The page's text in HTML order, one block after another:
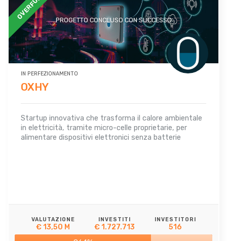
PROGETTO CONCLUSO CON SUCCESSO
IN PERFEZIONAMENTO
OXHY
Startup innovativa che trasforma il calore ambientale
in elettricità, tramite micro-celle proprietarie, per
alimentare dispositivi elettronici senza batterie
VALUTAZIONE
€ 13,50 M
INVESTITI
€ 1.727.713
INVESTITORI
516